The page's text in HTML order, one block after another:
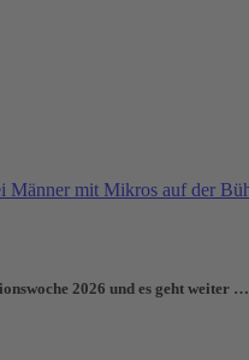
2026 und es geht weiter …